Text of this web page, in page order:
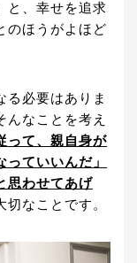
と、幸せを追求
のほうがよほど
る必要はありま
なことを考え
って、親自身が
ていいんだ」
思わせてあげ
なことです。